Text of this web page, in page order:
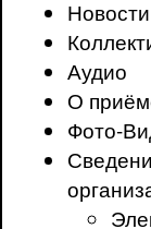
Новости
Аудио
О
Фото-